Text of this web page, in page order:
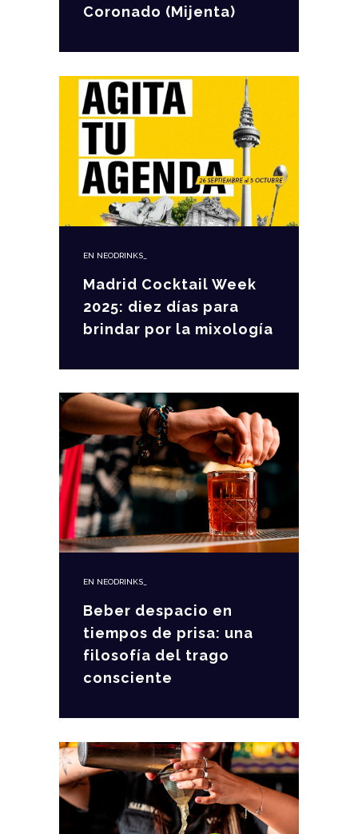
Coronado (Mijenta)
EN NEODRINKS_
Madrid Cocktail Week
2025: diez días para
brindar por la mixología
EN NEODRINKS_
Beber despacio en
tiempos de prisa: una
filosofía del trago
consciente